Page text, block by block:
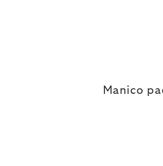
Manico